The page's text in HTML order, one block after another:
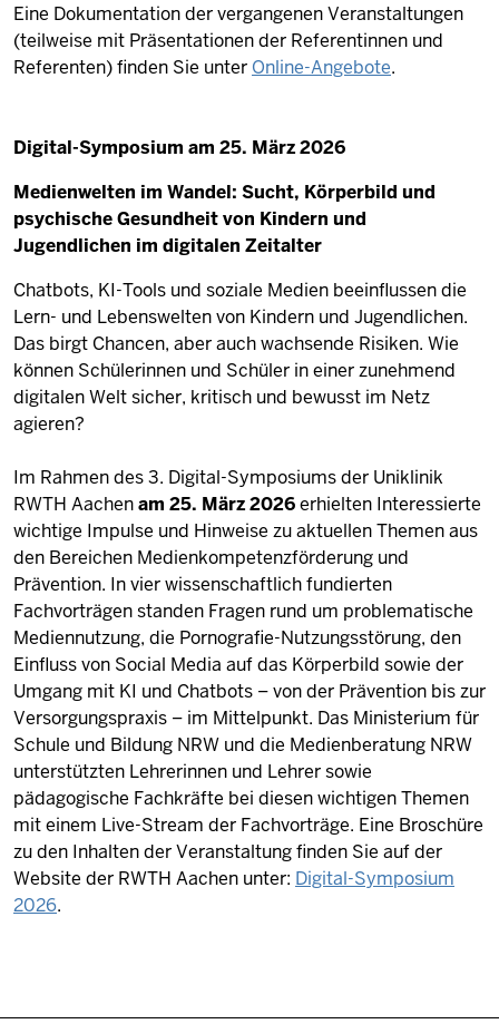
Eine Dokumentation der vergangenen Veranstaltungen
(teilweise mit Präsentationen der Referentinnen und
Referenten) finden Sie unter Online-Angebote.
Digital-Symposium am 25. März 2026
Medienwelten im Wandel: Sucht, Körperbild und
psychische Gesundheit von Kindern und
Jugendlichen im digitalen Zeitalter
Chatbots, KI-Tools und soziale Medien beeinflussen die
Lern- und Lebenswelten von Kindern und Jugendlichen.
Das birgt Chancen, aber auch wachsende Risiken. Wie
können Schülerinnen und Schüler in einer zunehmend
digitalen Welt sicher, kritisch und bewusst im Netz
agieren?
Im Rahmen des 3. Digital-Symposiums der Uniklinik
RWTH Aachenam 25. März 2026erhielten Interessierte
wichtige Impulse und Hinweise zu aktuellen Themen aus
den Bereichen Medienkompetenzförderung und
Prävention. In vier wissenschaftlich fundierten
Fachvorträgen standen Fragen rund um problematische
Mediennutzung, die Pornografie-Nutzungsstörung, den
Einfluss von Social Media auf das Körperbild sowie der
Umgang mit KI und Chatbots – von der Prävention bis zur
Versorgungspraxis – im Mittelpunkt. Das Ministerium für
Schule und Bildung NRW und die Medienberatung NRW
unterstützten Lehrerinnen und Lehrer sowie
pädagogische Fachkräfte bei diesen wichtigen Themen
mit einem Live-Stream der Fachvorträge. Eine Broschüre
zu den Inhalten der Veranstaltung finden Sie auf der
Website der RWTH Aachen unter: Digital-Symposium
2026.